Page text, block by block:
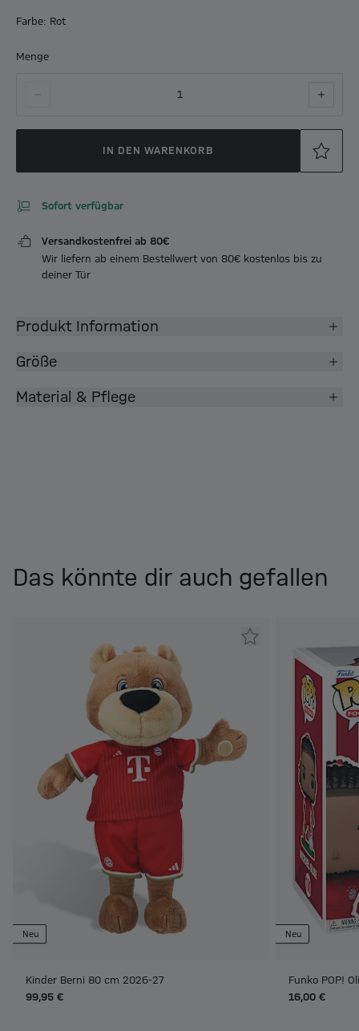
Farbe: Rot
Menge
1
IN DEN WARENKORB
Sofort verfügbar
Versandkostenfrei ab 80€
Wir liefern ab einem Bestellwert von 80€ kostenlos bis zu
deiner Tür
Produkt Information
Größe
Material & Pflege
Das könnte dir auch gefallen
Neu
Kinder Berni 80 cm 2026-27
99,95 €
Neu
Funko POP!
16,00 €